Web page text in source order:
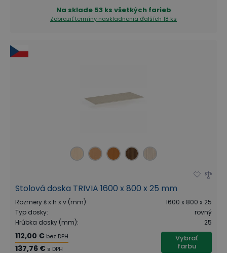
Na sklade 53 ks všetkých farieb
Zobraziť termíny naskladnenia ďalších 18 ks
Stolová doska TRIVIA 1600 x 800 x 25 mm
Rozmery š x h x v (mm):
1600 x 800 x 25
Typ dosky:
rovný
Hrúbka dosky (mm): 25
112,00 € bez DPH
137,76 € s DPH
Vybrať
farbu